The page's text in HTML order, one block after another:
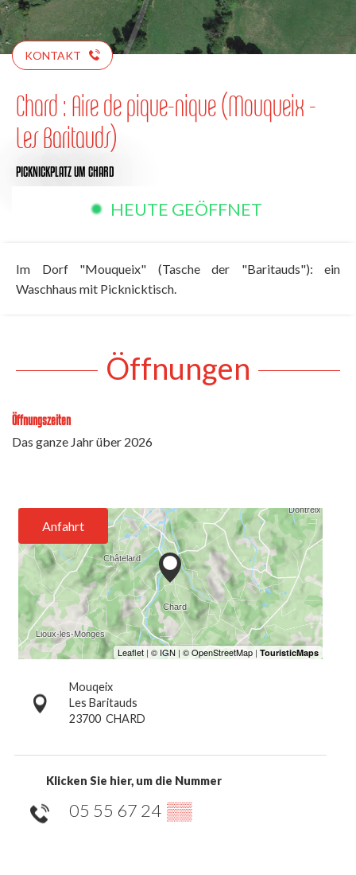
KONTAKT
Chard : Aire de pique-nique (Mouqueix -
Les Baritauds)
PICKNICKPLATZUM CHARD
HEUTE GEÖFFNET
Im Dorf "Mouqueix" (Tasche der "Baritauds"): ein
Waschhaus mit Picknicktisch.
Öffnungen
Öffnungszeiten
Das ganze Jahr über 2026
Anfahrt
Mouqeix
Les Baritauds
23700 CHARD
Klicken Sie hier, um die Nummer
05 55 67 24 ▒▒